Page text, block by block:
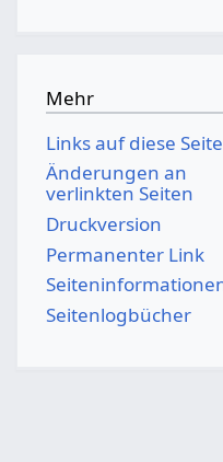
Mehr
Links auf diese Seite
Änderungen an
verlinkten Seiten
Druckversion
Permanenter Link
Seitenlogbücher